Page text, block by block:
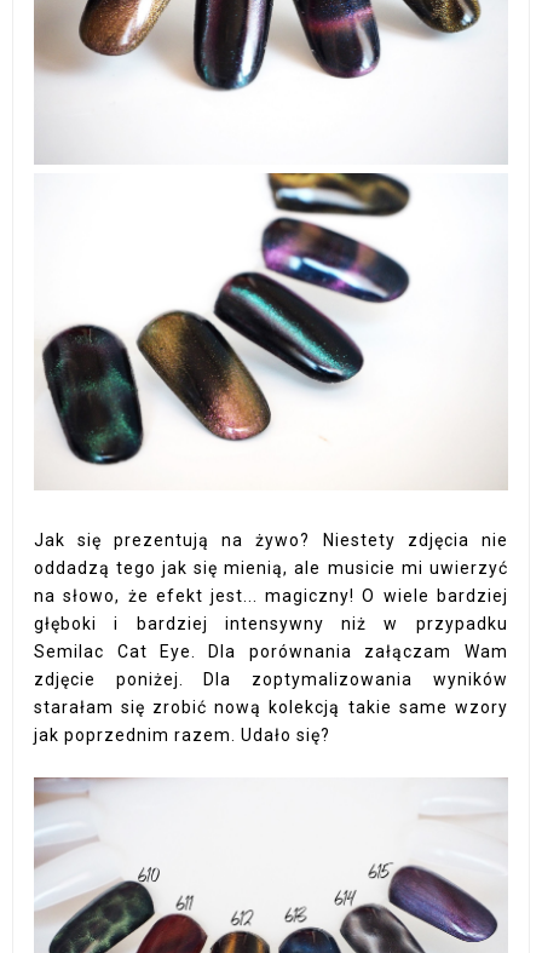
Jak się prezentują na żywo? Niestety zdjęcia nie
oddadzą tego jak się mienią, ale musicie mi uwierzyć
na słowo, że efekt jest... magiczny! O wiele bardziej
głęboki i bardziej intensywny niż w przypadku
Semilac Cat Eye. Dla porównania załączam Wam
zdjęcie poniżej. Dla zoptymalizowania wyników
starałam się zrobić nową kolekcją takie same wzory
jak poprzednim razem. Udało się?